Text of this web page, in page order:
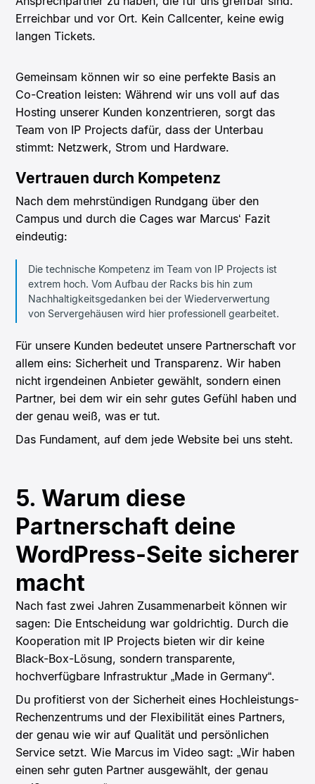
Erreichbar und vor Ort. Kein Callcenter, keine ewig
langen Tickets.
Gemeinsam können wir so eine perfekte Basis an
Co-Creation leisten: Während wir uns voll auf das
Hosting unserer Kunden konzentrieren, sorgt das
Team von IP Projects dafür, dass der Unterbau
stimmt: Netzwerk, Strom und Hardware.
Vertrauen durch Kompetenz
Nach dem mehrstündigen Rundgang über den
Campus und durch die Cages war Marcus‘ Fazit
eindeutig:
Die technische Kompetenz im Team von IP Projects ist
extrem hoch. Vom Aufbau der Racks bis hin zum
Nachhaltigkeitsgedanken bei der Wiederverwertung
von Servergehäusen wird hier professionell gearbeitet.
Für unsere Kunden bedeutet unsere Partnerschaft vor
allem eins: Sicherheit und Transparenz. Wir haben
nicht irgendeinen Anbieter gewählt, sondern einen
Partner, bei dem wir ein sehr gutes Gefühl haben und
der genau weiß, was er tut.
Das Fundament, auf dem jede Website bei uns steht.
5. Warum diese
Partnerschaft deine
WordPress-Seite sicherer
macht
Nach fast zwei Jahren Zusammenarbeit können wir
sagen: Die Entscheidung war goldrichtig. Durch die
Kooperation mit IP Projects bieten wir dir keine
Black-Box-Lösung, sondern transparente,
hochverfügbare Infrastruktur „Made in Germany“.
Du profitierst von der Sicherheit eines Hochleistungs-
Rechenzentrums und der Flexibilität eines Partners,
der genau wie wir auf Qualität und persönlichen
Service setzt. Wie Marcus im Video sagt: „Wir haben
einen sehr guten Partner ausgewählt, der genau